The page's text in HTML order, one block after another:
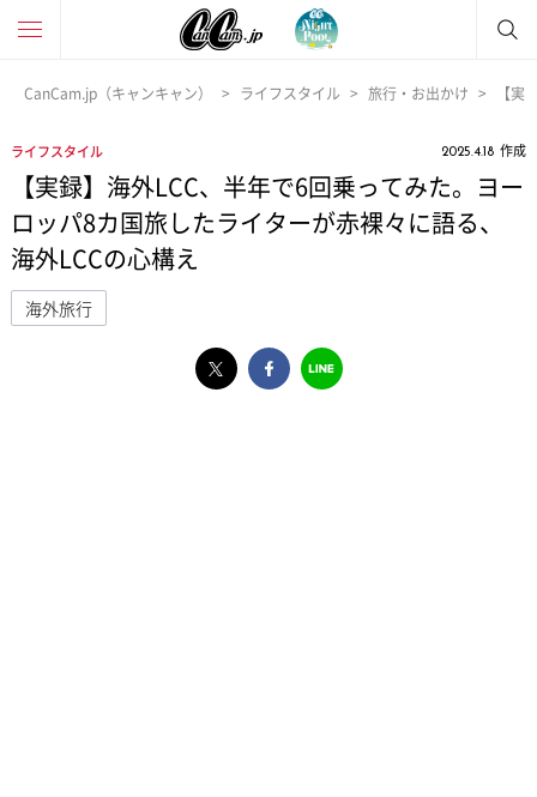
CanCam.jp（キャンキャン） ライフスタイル 旅行・お出かけ 【
ライフスタイル 2025.4.18 作成
【実録】海外LCC、半年で6回乗ってみた。ヨー
ロッパ8カ国旅したライターが赤裸々に語る、
海外LCCの心構え
海外旅行